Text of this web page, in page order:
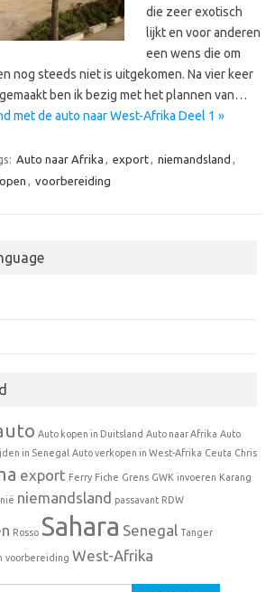
die zeer exotisch
lijkt en voor anderen
een wens die om
nog steeds niet is uitgekomen. Na vier keer
ben ik bezig met het plannen van…
met de auto naar West-Afrika Deel 1 »
Auto naar Afrika export niemandsland
voorbereiding
Auto kopen in Duitsland Auto naar Afrika Auto
in Senegal Auto verkopen in West-Afrika Ceuta Chris
export Ferry Fiche Grens GWK invoeren Karang
niemandsland passavant RDW
Rosso Sahara Senegal Tanger
voorbereiding West-Afrika